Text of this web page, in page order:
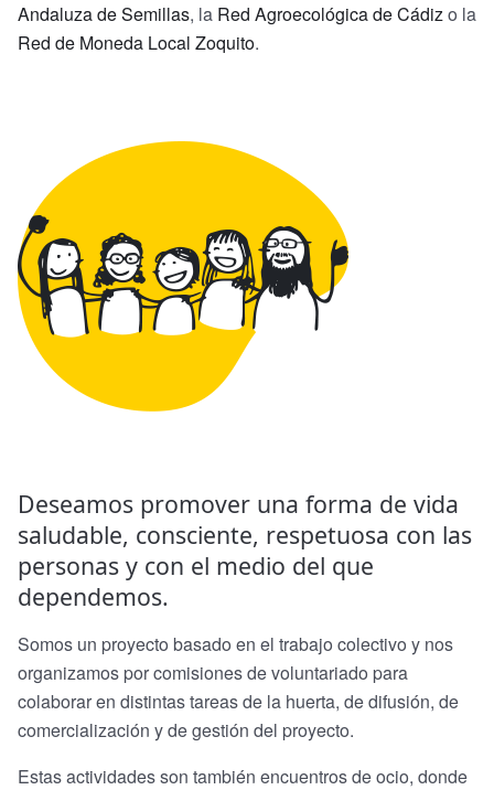
Andaluza de Semillas, la Red Agroecológica de Cádizo la
Red de Moneda Local Zoquito.
Deseamos promover una forma de vida
saludable, consciente, respetuosa con las
personas y con el medio del que
dependemos.
Somos un proyecto basado en el trabajo colectivo y nos
organizamos por comisiones de voluntariado para
colaborar en distintas tareas de la huerta, de difusión, de
comercialización y de gestión del proyecto.
Estas actividades son también encuentros de ocio, donde